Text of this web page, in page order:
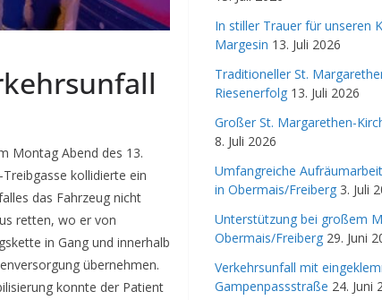
Montag Abend des 13.
kollidierte ein
das Fahrzeug nicht
retten, wo er von
in Gang und innerhalb
übernehmen.
konnte der Patient
In stiller Trauer für unseren
Margesin 13. Juli 2026
Traditioneller St.
Riesenerfolg 13. Juli 2026
Großer St. Margarethen-
8. Juli 2026
Umfangreiche
in Obermais/Freiberg 3. Juli
Unterstützung bei großem
Obermais/Freiberg 29. Juni
Verkehrsunfall mit
Gampenpassstraße 24. Juni